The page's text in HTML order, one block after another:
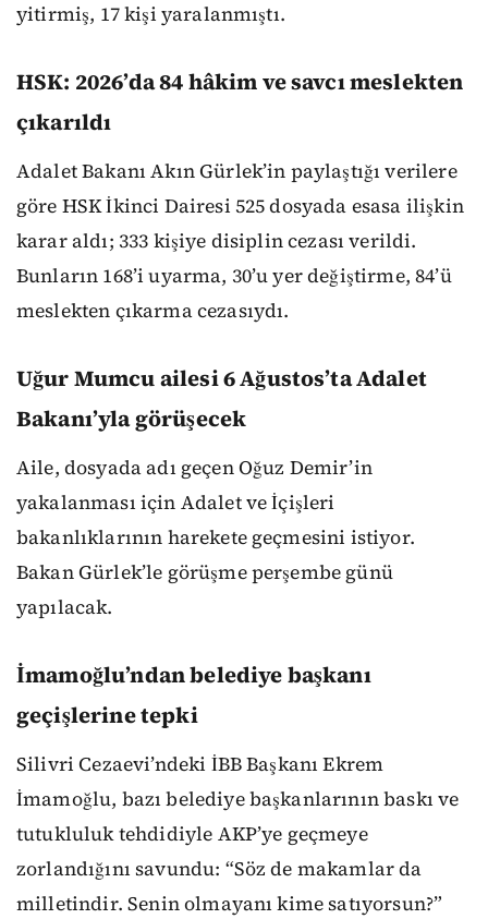
yitirmiş, 17 kişi yaralanmıştı.
HSK: 2026’da 84 hâkim ve savcı meslekten
çıkarıldı
Adalet Bakanı Akın Gürlek’in paylaştığı verilere
göre HSK İkinci Dairesi 525 dosyada esasa ilişkin
karar aldı; 333 kişiye disiplin cezası verildi.
Bunların 168’i uyarma, 30’u yer değiştirme, 84’ü
meslekten çıkarma cezasıydı.
Uğur Mumcu ailesi 6 Ağustos’ta Adalet
Bakanı’yla görüşecek
Aile, dosyada adı geçen Oğuz Demir’in
yakalanması için Adalet ve İçişleri
bakanlıklarının harekete geçmesini istiyor.
Bakan Gürlek’le görüşme perşembe günü
yapılacak.
İmamoğlu’ndan belediye başkanı
geçişlerine tepki
Silivri Cezaevi’ndeki İBB Başkanı Ekrem
İmamoğlu, bazı belediye başkanlarının baskı ve
tutukluluk tehdidiyle AKP’ye geçmeye
zorlandığını savundu: “Söz de makamlar da
milletindir. Senin olmayanı kime satıyorsun?”